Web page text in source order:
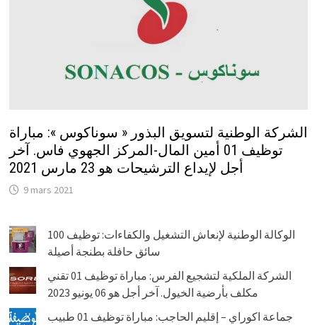
الشركة الوطنية لتسويق البذور « سوناكوس »: مباراة
توظيف 01 أمين المال-المركز الجهوي فاس. آخر
أجل لإيداع الترشيحات هو 23 مارس 2021
9 mars 2021
الوكالة الوطنية لإنعاش التشغيل والكفاءات: توظيف 100
سائق حافلة بطنجة أصيلة
الشركة الملكية لتشجيع الفرس: مباراة توظيف 01 تقني
مكلف بأرضية الخيول. آخر أجل هو 06 يونيو 2023
جماعة اكوراي – إقليم الحاجب: مباراة توظيف 01 طبيب